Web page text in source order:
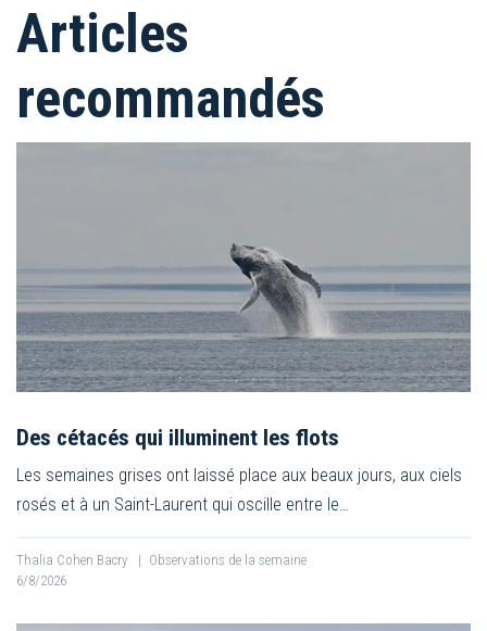
Articles
recommandés
Des cétacés qui illuminent les flots
Les semaines grises ont laissé place aux beaux jours, aux ciels
rosés et à un Saint-Laurent qui oscille entre le…
Thalia Cohen Bacry | Observations de la semaine
6/8/2026